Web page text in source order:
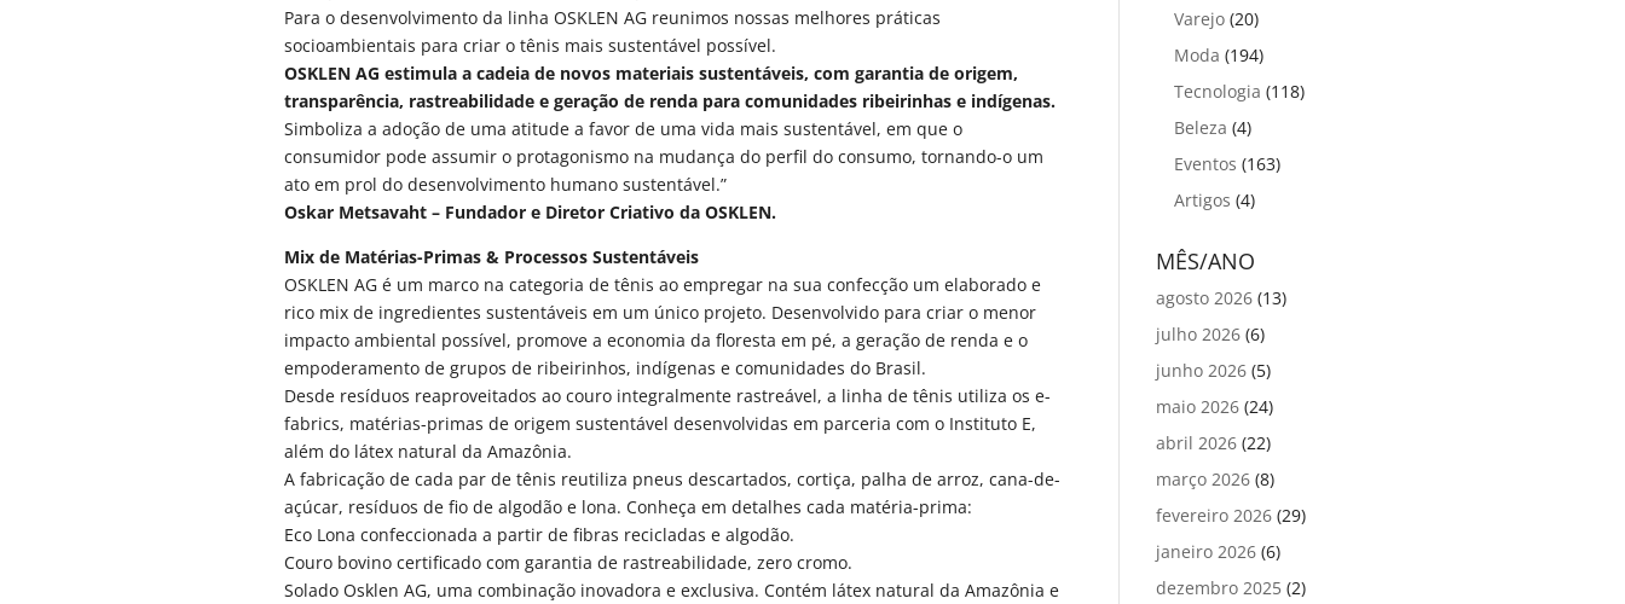
Para o desenvolvimento da linha OSKLEN AG reunimos nossas melhores práticas
socioambientais para criar o tênis mais sustentável possível.
OSKLEN AG estimula a cadeia de novos materiais sustentáveis, com garantia de origem,
transparência, rastreabilidade e geração de renda para comunidades ribeirinhas e indígenas.
Simboliza a adoção de uma atitude a favor de uma vida mais sustentável, em que o
consumidor pode assumir o protagonismo na mudança do perfil do consumo, tornando-o um
ato em prol do desenvolvimento humano sustentável.”
Oskar Metsavaht – Fundador e Diretor Criativo da OSKLEN.
Mix de Matérias-Primas & Processos Sustentáveis
OSKLEN AG é um marco na categoria de tênis ao empregar na sua confecção um elaborado e
rico mix de ingredientes sustentáveis em um único projeto. Desenvolvido para criar o menor
impacto ambiental possível, promove a economia da floresta em pé, a geração de renda e o
empoderamento de grupos de ribeirinhos, indígenas e comunidades do Brasil.
Desde resíduos reaproveitados ao couro integralmente rastreável, a linha de tênis utiliza os e-
fabrics, matérias-primas de origem sustentável desenvolvidas em parceria com o Instituto E,
além do látex natural da Amazônia.
A fabricação de cada par de tênis reutiliza pneus descartados, cortiça, palha de arroz, cana-de-
açúcar, resíduos de fio de algodão e lona. Conheça em detalhes cada matéria-prima:
Eco Lona confeccionada a partir de fibras recicladas e algodão.
Couro bovino certificado com garantia de rastreabilidade, zero cromo.
Solado Osklen AG, uma combinação inovadora e exclusiva. Contém látex natural da Amazônia e
Varejo (20)
Moda (194)
Tecnologia (118)
Beleza (4)
Eventos (163)
Artigos (4)
MÊS/ANO
agosto 2026 (13)
julho 2026 (6)
junho 2026 (5)
maio 2026 (24)
abril 2026 (22)
março 2026 (8)
fevereiro 2026 (29)
janeiro 2026 (6)
dezembro 2025 (2)